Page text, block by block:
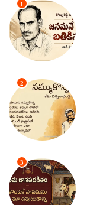
1
2
3